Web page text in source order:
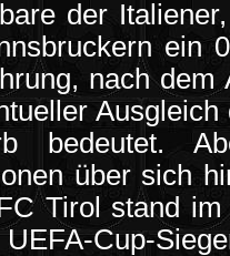
der
ein
nach dem
bedeutet.
über sich
Tirol stand
UEFA-Cup-